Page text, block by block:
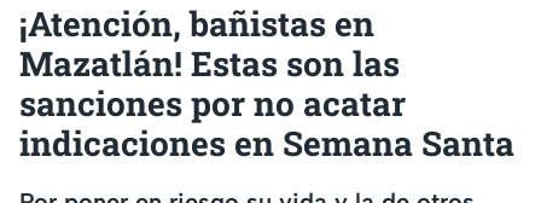
¡Atención, bañistas en
Mazatlán! Estas son las
sanciones por no acatar
indicaciones en Semana Santa